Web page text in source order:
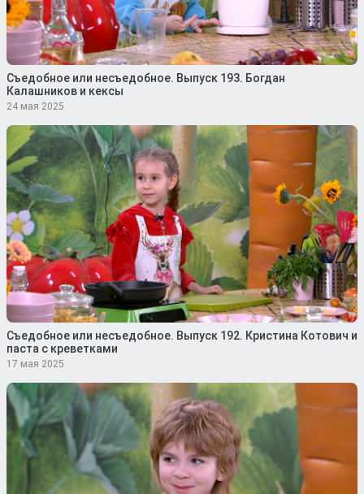
Съедобное или несъедобное. Выпуск 193. Богдан
Калашников и кексы
24 мая 2025
Съедобное или несъедобное. Выпуск 192. Кристина Котович и
паста с креветками
17 мая 2025